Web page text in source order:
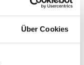
Über Cookies